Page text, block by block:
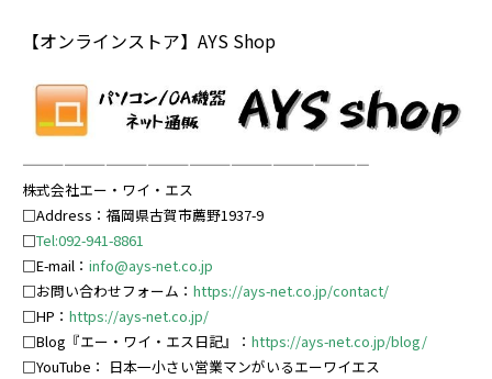
【オンラインストア】AYS Shop
—————————————————————————
株式会社エー・ワイ・エス
□Address：福岡県古賀市薦野1937-9
□Tel:092-941-8861
□E-mail： info@ays-net.co.jp
□お問い合わせフォーム： https://ays-net.co.jp/contact/
□HP： https://ays-net.co.jp/
□Blog『エー・ワイ・エス日記』： https://ays-net.co.jp/blog/
□YouTube： 日本一小さい営業マンがいるエーワイエス